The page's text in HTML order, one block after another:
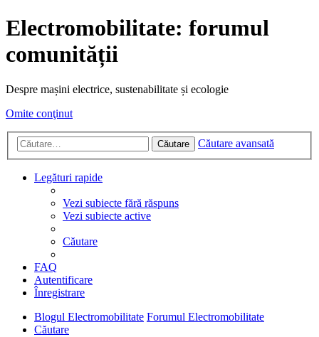
Electromobilitate: forumul
comunității
Despre mașini electrice, sustenabilitate și ecologie
Omite conţinut
Căutare Căutare avansată
Legături rapide
Vezi subiecte fără răspuns
Vezi subiecte active
Căutare
FAQ
Autentificare
Înregistrare
Blogul Electromobilitate Forumul Electromobilitate
Căutare